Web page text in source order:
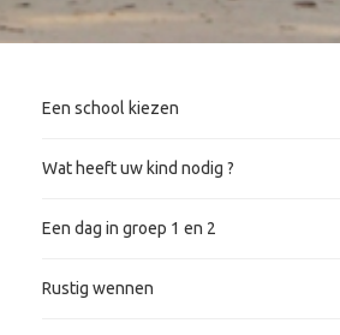
Een school kiezen
Wat heeft uw kind nodig ?
Een dag in groep 1 en 2
Rustig wennen